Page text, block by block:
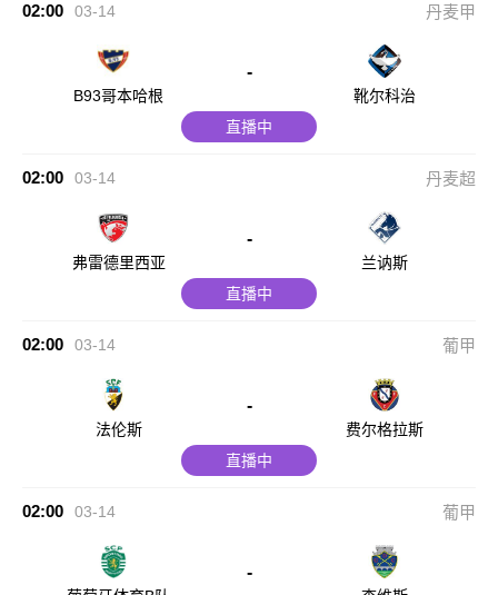
02:00 03-14 丹麦甲
B93哥本哈根
-
靴尔科治
直播中
02:00 03-14 丹麦超
弗雷德里西亚
-
兰讷斯
直播中
02:00 03-14 葡甲
法伦斯
-
费尔格拉斯
直播中
02:00 03-14 葡甲
-